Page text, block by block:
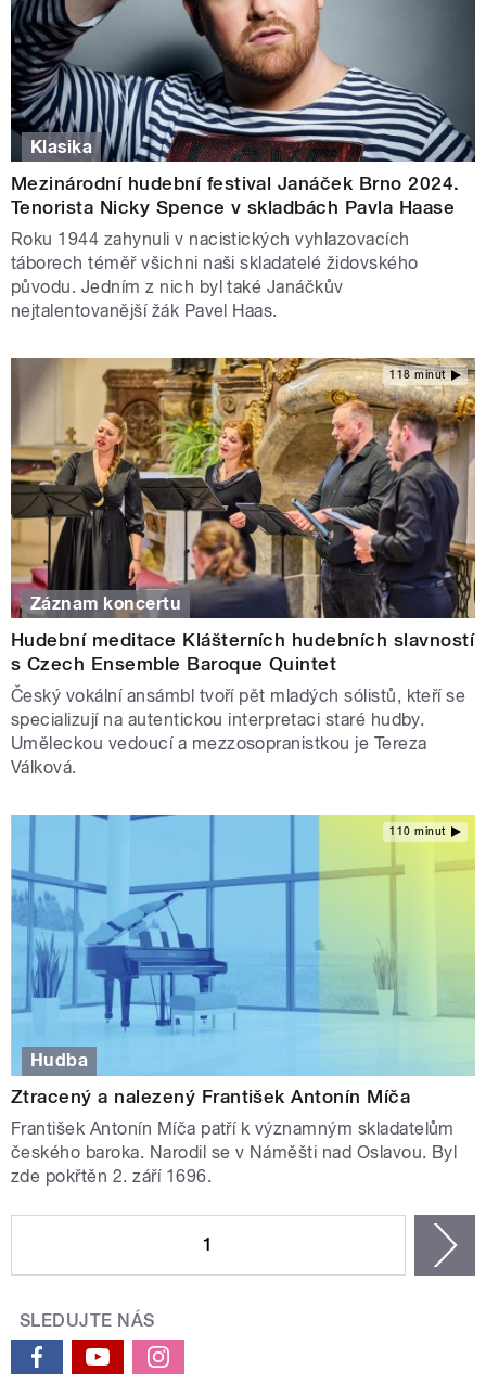
Klasika
Mezinárodní hudební festival Janáček Brno 2024.
Tenorista Nicky Spence v skladbách Pavla Haase
Roku 1944 zahynuli v nacistických vyhlazovacích
táborech téměř všichni naši skladatelé židovského
původu. Jedním z nich byl také Janáčkův
nejtalentovanější žák Pavel Haas.
118 minut
Záznam koncertu
Hudební meditace Klášterních hudebních slavností
s Czech Ensemble Baroque Quintet
Český vokální ansámbl tvoří pět mladých sólistů, kteří se
specializují na autentickou interpretaci staré hudby.
Uměleckou vedoucí a mezzosopranistkou je Tereza
Válková.
110 minut
Hudba
Ztracený a nalezený František Antonín Míča
František Antonín Míča patří k významným skladatelům
českého baroka. Narodil se v Náměšti nad Oslavou. Byl
zde pokřtěn 2. září 1696.
1
SLEDUJTE NÁS